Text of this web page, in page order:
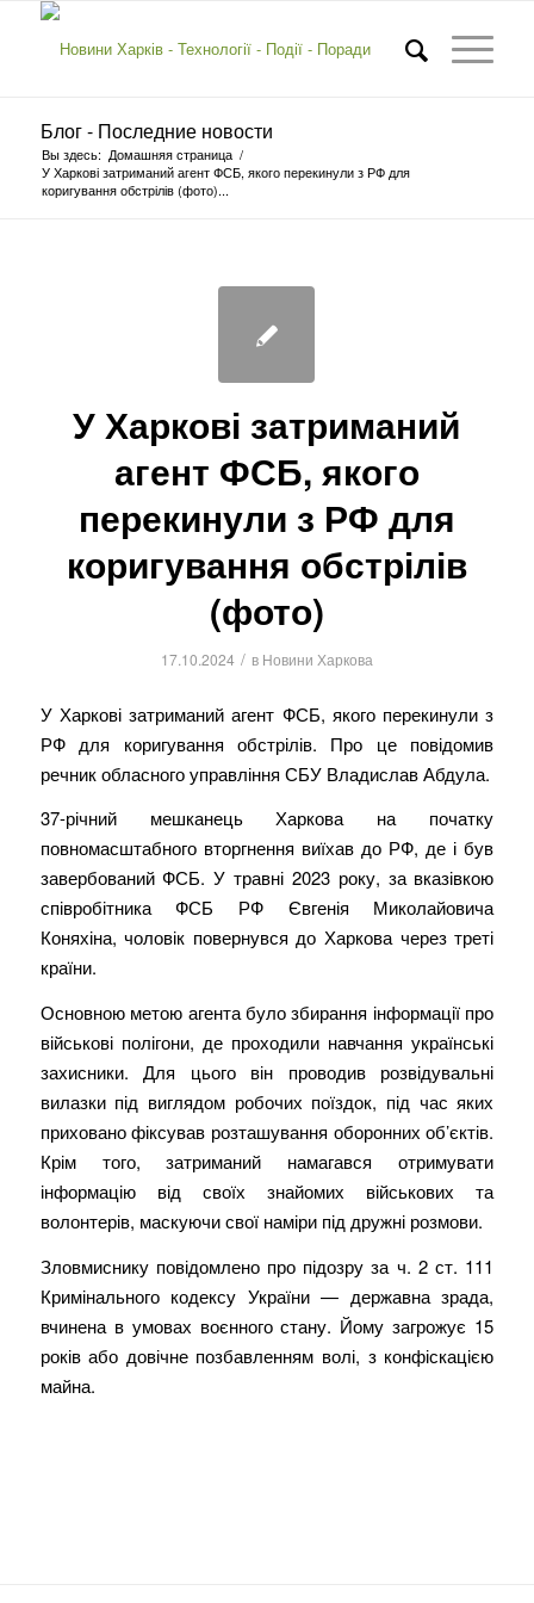
Блог - Последние новости
Вы здесь: Домашняя страница /
У Харкові затриманий агент ФСБ, якого перекинули з РФ для
коригування обстрілів (фото)...
У Харкові затриманий
агент ФСБ, якого
перекинули з РФ для
коригування обстрілів
(фото)
17.10.2024 / в Новини Харкова
У Харкові затриманий агент ФСБ, якого перекинули з
РФ для коригування обстрілів. Про це повідомив
речник обласного управління СБУ Владислав Абдула.
37-річний мешканець Харкова на початку
повномасштабного вторгнення виїхав до РФ, де і був
завербований ФСБ. У травні 2023 року, за вказівкою
співробітника ФСБ РФ Євгенія Миколайовича
Коняхіна, чоловік повернувся до Харкова через треті
країни.
Основною метою агента було збирання інформації про
військові полігони, де проходили навчання українські
захисники. Для цього він проводив розвідувальні
вилазки під виглядом робочих поїздок, під час яких
приховано фіксував розташування оборонних об’єктів.
Крім того, затриманий намагався отримувати
інформацію від своїх знайомих військових та
волонтерів, маскуючи свої наміри під дружні розмови.
Зловмиснику повідомлено про підозру за ч. 2 ст. 111
Кримінального кодексу України — державна зрада,
вчинена в умовах воєнного стану. Йому загрожує 15
років або довічне позбавленням волі, з конфіскацією
майна.